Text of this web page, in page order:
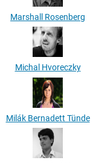
Marshall Rosenberg
Michal Hvoreczky
Milák Bernadett Tünde